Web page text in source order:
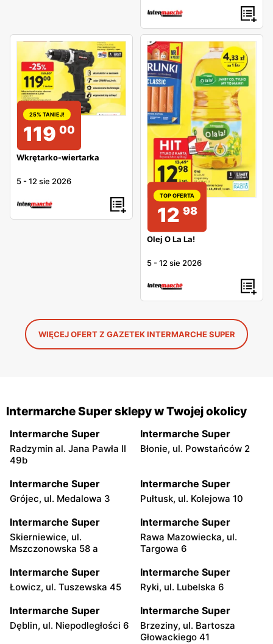
25% TANIEJ!
119 00
Wkrętarko-wiertarka
5 -12 sie 2026
TOP OFERTA
12 98
Olej O La La!
5 -12 sie 2026
WIĘCEJ OFERT Z GAZETEK INTERMARCHE SUPER
Intermarche Super sklepy w Twojej okolicy
Intermarche Super
Radzymin al. Jana Pawła II
49b
Intermarche Super
Błonie, ul. Powstańców 2
Intermarche Super
Grójec, ul. Medalowa 3
Intermarche Super
Pułtusk, ul. Kolejowa 10
Intermarche Super
Skierniewice, ul.
Mszczonowska 58 a
Intermarche Super
Rawa Mazowiecka, ul.
Targowa 6
Intermarche Super
Łowicz, ul. Tuszewska 45
Intermarche Super
Ryki, ul. Lubelska 6
Intermarche Super
Dęblin, ul. Niepodległości 6
Intermarche Super
Brzeziny, ul. Bartosza
Głowackiego 41